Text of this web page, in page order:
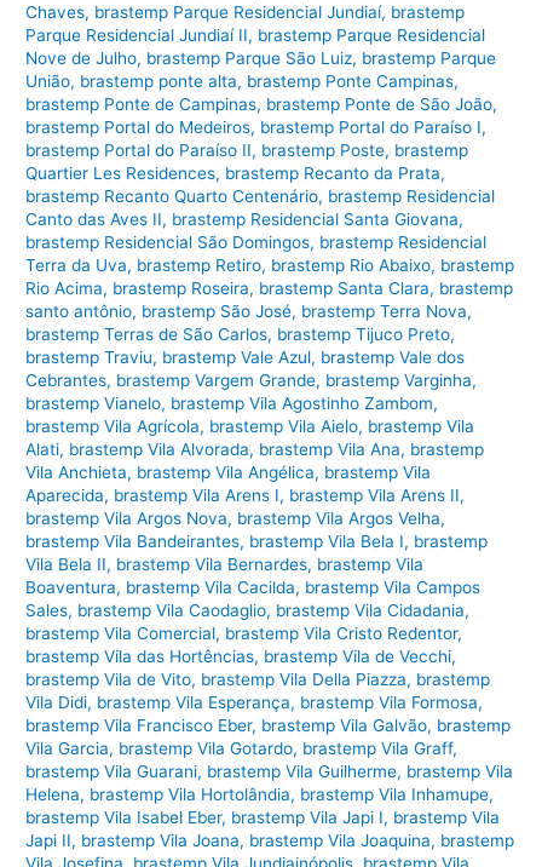
Chaves, brastemp Parque Residencial Jundiaí, brastemp
Parque Residencial Jundiaí II, brastemp Parque Residencial
Nove de Julho, brastemp Parque São Luiz, brastemp Parque
União, brastemp ponte alta, brastemp Ponte Campinas,
brastemp Ponte de Campinas, brastemp Ponte de São João,
brastemp Portal do Medeiros, brastemp Portal do Paraíso I,
brastemp Portal do Paraíso II, brastemp Poste, brastemp
Quartier Les Residences, brastemp Recanto da Prata,
brastemp Recanto Quarto Centenário, brastemp Residencial
Canto das Aves II, brastemp Residencial Santa Giovana,
brastemp Residencial São Domingos, brastemp Residencial
Terra da Uva, brastemp Retiro, brastemp Rio Abaixo, brastemp
Rio Acima, brastemp Roseira, brastemp Santa Clara, brastemp
santo antônio, brastemp São José, brastemp Terra Nova,
brastemp Terras de São Carlos, brastemp Tijuco Preto,
brastemp Traviu, brastemp Vale Azul, brastemp Vale dos
Cebrantes, brastemp Vargem Grande, brastemp Varginha,
brastemp Vianelo, brastemp Vila Agostinho Zambom,
brastemp Vila Agrícola, brastemp Vila Aielo, brastemp Vila
Alati, brastemp Vila Alvorada, brastemp Vila Ana, brastemp
Vila Anchieta, brastemp Vila Angélica, brastemp Vila
Aparecida, brastemp Vila Arens I, brastemp Vila Arens II,
brastemp Vila Argos Nova, brastemp Vila Argos Velha,
brastemp Vila Bandeirantes, brastemp Vila Bela I, brastemp
Vila Bela II, brastemp Vila Bernardes, brastemp Vila
Boaventura, brastemp Vila Cacilda, brastemp Vila Campos
Sales, brastemp Vila Caodaglio, brastemp Vila Cidadania,
brastemp Vila Comercial, brastemp Vila Cristo Redentor,
brastemp Vila das Hortências, brastemp Vila de Vecchi,
brastemp Vila de Vito, brastemp Vila Della Piazza, brastemp
Vila Didi, brastemp Vila Esperança, brastemp Vila Formosa,
brastemp Vila Francisco Eber, brastemp Vila Galvão, brastemp
Vila Garcia, brastemp Vila Gotardo, brastemp Vila Graff,
brastemp Vila Guarani, brastemp Vila Guilherme, brastemp Vila
Helena, brastemp Vila Hortolândia, brastemp Vila Inhamupe,
brastemp Vila Isabel Eber, brastemp Vila Japi I, brastemp Vila
Japi II, brastemp Vila Joana, brastemp Vila Joaquina, brastemp
Vila Josefina
brastemp Vila Jundiainópolis brastemp Vila